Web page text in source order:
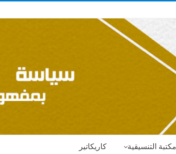
كاريكاتير مكتبة التنسيقية